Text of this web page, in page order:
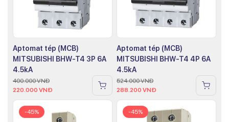
Aptomat tép (MCB)
MITSUBISHI BHW-T4 3P 6A
4.5kA
400.000VNĐ
220.000 VNĐ
Aptomat tép (MCB)
MITSUBISHI BHW-T4 4P 6A
4.5kA
524.000VNĐ
288.200 VNĐ
-45% -45%